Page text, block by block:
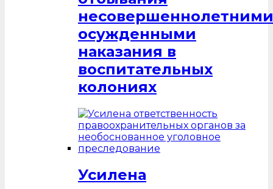
несовершеннолетними
осужденными
наказания в
воспитательных
колониях
Усилена